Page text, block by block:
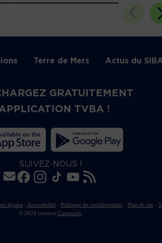
Terre de Mers Actus du
GRATUITEMENT
TVBA !
SUIVEZ-NOUS !
légales- Accessibilité- Politique de confidentialité- Plan de site-
© 2026 création Compos'it.